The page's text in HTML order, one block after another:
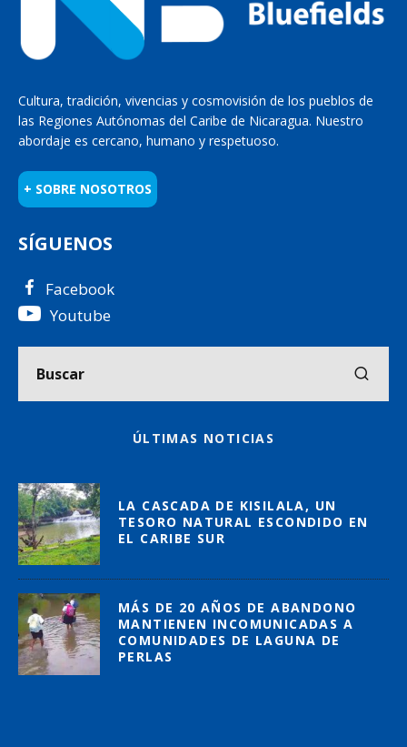
Cultura, tradición, vivencias y cosmovisión de los pueblos de
las Regiones Autónomas del Caribe de Nicaragua. Nuestro
abordaje es cercano, humano y respetuoso.
+ SOBRE NOSOTROS
SÍGUENOS
Facebook
Youtube
ÚLTIMAS NOTICIAS
LA CASCADA DE KISILALA, UN
TESORO NATURAL ESCONDIDO EN
EL CARIBE SUR
MÁS DE 20 AÑOS DE ABANDONO
MANTIENEN INCOMUNICADAS A
COMUNIDADES DE LAGUNA DE
PERLAS